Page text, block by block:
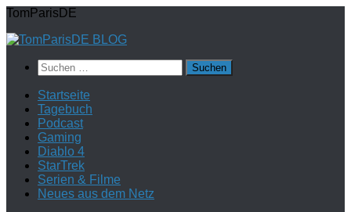
Zum
springen
TomParisDE
Suchen
nach:
Startseite
Tagebuch
Podcast
Gaming
Diablo 4
StarTrek
Serien & Filme
Neues aus dem Netz